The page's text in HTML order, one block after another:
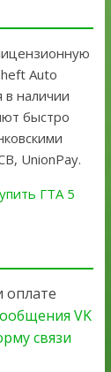
Auto
в наличии
быстро
UnionPay.
ГТА 5
оплате
VK
связи